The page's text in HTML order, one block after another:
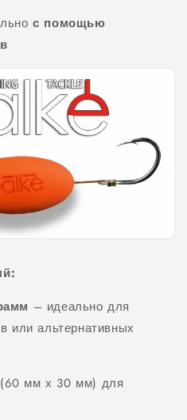
с помощью
– идеально для
или альтернативных
(60 мм х 30 мм) для